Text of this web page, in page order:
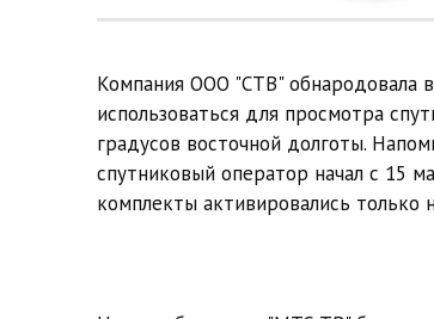
Компания ООО "СТВ" обнародовала
использоваться для просмотра
градусов восточной долготы.
спутниковый оператор начал с 15
комплекты активировались